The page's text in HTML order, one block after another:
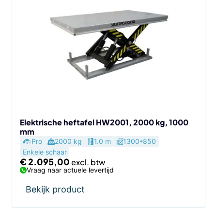
Elektrische heftafel HW2001, 2000 kg, 1000
mm
Pro 2000 kg 1.0 m
1300*850
Enkele schaar
€2.095,00
Vraag naar actuele levertijd
Bekijk product